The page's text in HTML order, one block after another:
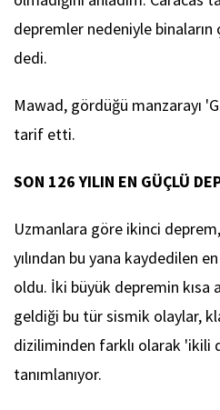
depremler nedeniyle
dedi.
Mawad, gördüğü manzarayı
tarif etti.
SON 126 YILIN EN GÜÇLÜ
Uzmanlara göre ikinci
yılından bu yana kaydedilen
oldu. İki büyük depremin kısa
geldiği bu tür sismik olaylar,
diziliminden farklı olarak 'ikili
tanımlanıyor.